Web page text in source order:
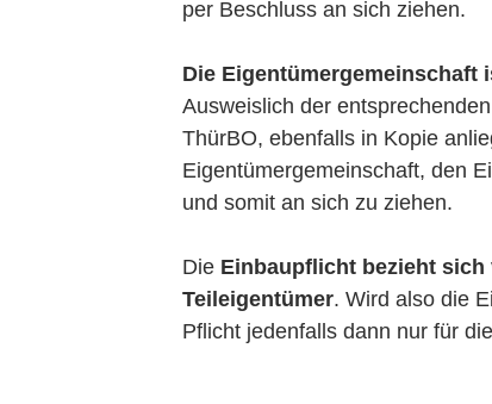
per Beschluss an sich ziehen.
Die
Ausweislich der
ThürBO, ebenfalls in Kopie
Eigentümergemeinschaft, den
und somit an sich zu ziehen.
Die Einbaupflicht bezieht sich
Teileigentümer. Wird also die
Pflicht jedenfalls dann nur für